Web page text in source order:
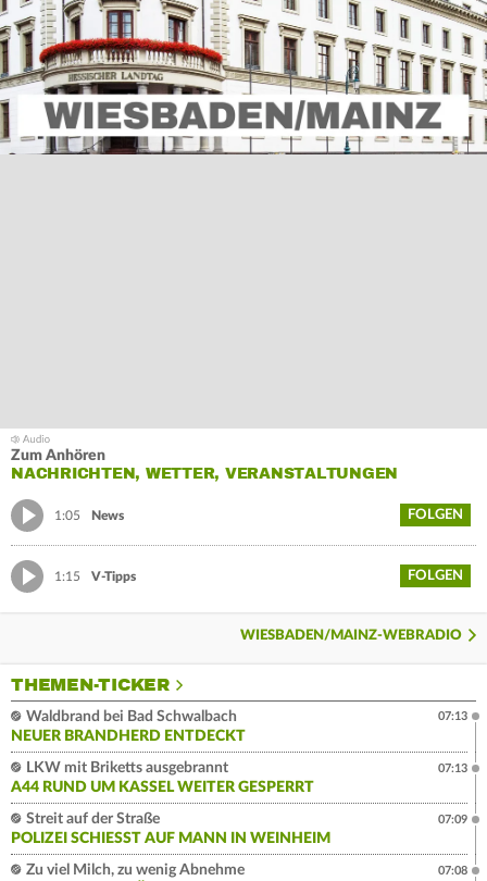
Zum Anhören
NACHRICHTEN, WETTER, VERANSTALTUNGEN
1:05 News FOLGEN
1:15 V-Tipps FOLGEN
WIESBADEN/MAINZ-WEBRADIO
THEMEN-TICKER
Waldbrand bei Bad Schwalbach
NEUER BRANDHERD ENTDECKT
07:13
LKW mit Briketts ausgebrannt
A44 RUND UM KASSEL WEITER GESPERRT
07:13
Streit auf der Straße
POLIZEI SCHIESST AUF MANN IN WEINHEIM
07:09
Zu viel Milch, zu wenig Abnehme
07:08